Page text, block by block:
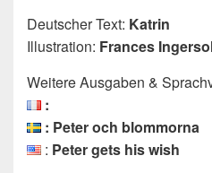
Deutscher Text: Katrin
Illustration: Frances
Weitere Ausgaben &
:
: Peter och blommorna
: Peter gets his wish